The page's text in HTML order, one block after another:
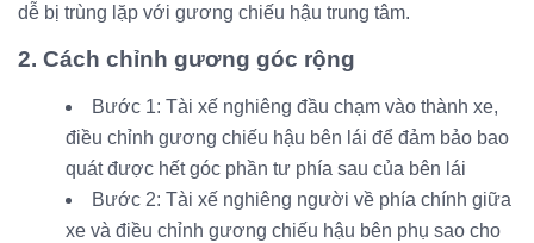
dễ bị trùng lặp với gương chiếu hậu trung tâm.
2. Cách chỉnh gương góc rộng
Bước 1: Tài xế nghiêng đầu chạm vào thành xe,
điều chỉnh gương chiếu hậu bên lái để đảm bảo bao
quát được hết góc phần tư phía sau của bên lái
Bước 2: Tài xế nghiêng người về phía chính giữa
xe và điều chỉnh gương chiếu hậu bên phụ sao cho